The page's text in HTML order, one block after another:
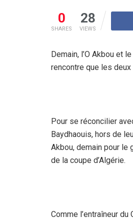
0
SHARES
28
VIEWS
Demain, l’O Akbou et
rencontre que les
Pour se réconcilier
Baydhaouis, hors de
Akbou, demain pour le
de la coupe d’Algérie.
Comme l’entraîneur